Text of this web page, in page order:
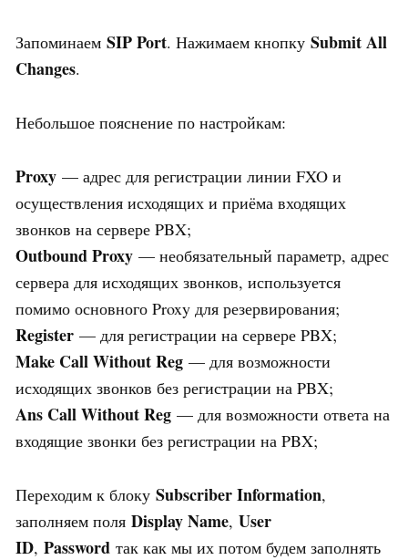
Запоминаем SIP Port. Нажимаем кнопку Submit All
Changes.
Небольшое пояснение по настройкам:
Proxy — адрес для регистрации линии FXO и
осуществления исходящих и приёма входящих
звонков на сервере PBX;
Outbound Proxy — необязательный параметр, адрес
сервера для исходящих звонков, используется
помимо основного Proxy для резервирования;
Register — для регистрации на сервере PBX;
Make Call Without Reg — для возможности
исходящих звонков без регистрации на PBX;
Ans Call Without Reg — для возможности ответа на
входящие звонки без регистрации на PBX;
Переходим к блоку Subscriber Information,
заполняем поля Display Name, User
ID, Password так как мы их потом будем заполнять